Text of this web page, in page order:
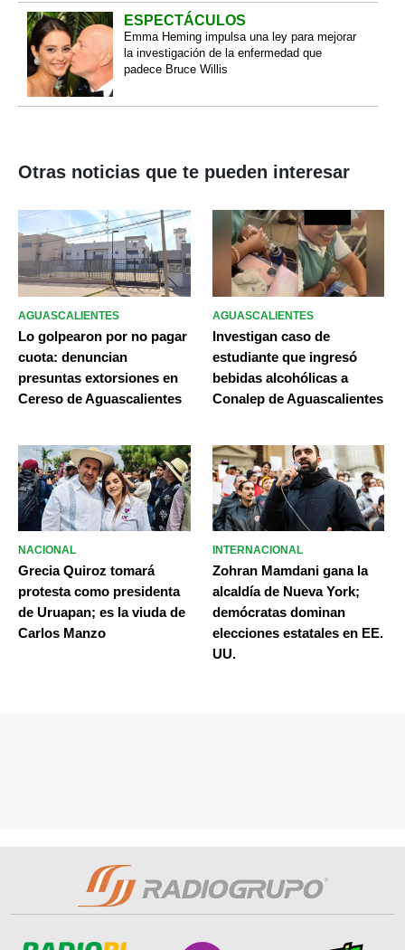
ESPECTÁCULOS
Emma Heming impulsa una ley para mejorar
la investigación de la enfermedad que
padece Bruce Willis
Otras noticias que te pueden interesar
AGUASCALIENTES
Lo golpearon por no pagar
cuota: denuncian
presuntas extorsiones en
Cereso de Aguascalientes
AGUASCALIENTES
Investigan caso de
estudiante que ingresó
bebidas alcohólicas a
Conalep de Aguascalientes
NACIONAL
Grecia Quiroz tomará
protesta como presidenta
de Uruapan; es la viuda de
Carlos Manzo
INTERNACIONAL
Zohran Mamdani gana la
alcaldía de Nueva York;
demócratas dominan
elecciones estatales en EE.
UU.